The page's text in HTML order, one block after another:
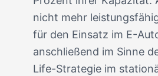
nicht mehr
für den Einsatz im E-
anschließend im Sinne
Life-Strategie im